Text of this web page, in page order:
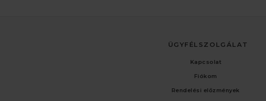
ÜGYFÉLSZOLGÁLAT
Kapcsolat
Fiókom
Rendelési előzmények